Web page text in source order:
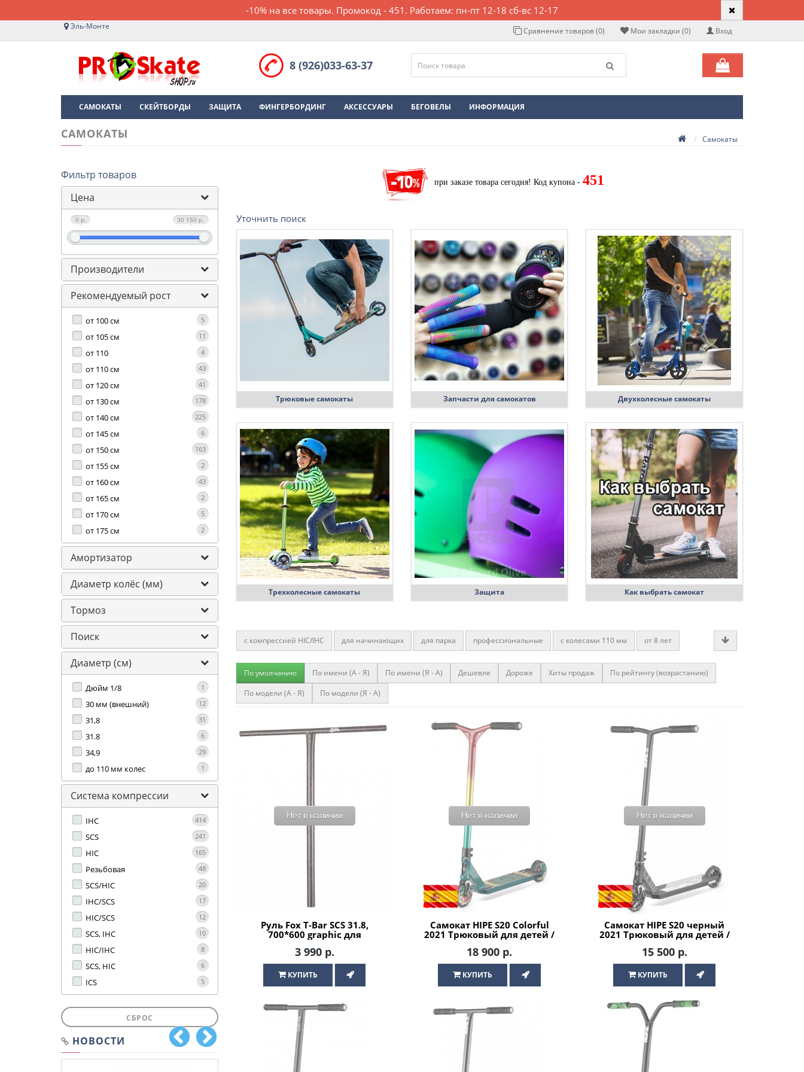
-10% на все товары. Промокод - 451. Работаем: пн-пт 12-18 сб-вс 12-17
Вход
Мои закладки (0)
Сравнение товаров (0)
Эль-Монте
8 (926)033-63-37
САМОКАТЫ СКЕЙТБОРДЫ ЗАЩИТА ФИНГЕРБОРДИНГ АКСЕССУАРЫ БЕГОВЕЛЫ ИНФОРМАЦИЯ
Самокаты
САМОКАТЫ
Фильтр товаров
Цена
0 р. 30 150 р.
Производители
Рекомендуемый рост
от 100 см 5
от 105 см 11
от 110 4
от 110 см 43
от 120 см 41
от 130 см 178
от 140 см 225
от 145 см 6
от 150 см 163
от 155 см 2
от 160 см 43
от 165 см 2
от 170 см 5
от 175 см 2
Амортизатор
Диаметр колёс (мм)
Тормоз
Поиск
Диаметр (см)
Дюйм 1/8 1
30 мм (внешний) 12
31,8 31
31.8 6
34,9 29
до 110 мм колес 1
Система компрессии
IHC 414
SCS 241
HIC 165
Резьбовая 48
SCS/HIC 20
IHC/SCS 17
HIC/SCS 12
SCS, IHC 10
HIC/IHC 8
SCS, HIC 6
ICS 5
СБРОС
НОВОСТИ
при заказе товара сегодня! Код купона - 451
Уточнить поиск
Трюковые самокаты Запчасти для самокатов Двухколесные самокаты
Трехколесные самокаты Защита Как выбрать самокат
с компрессией HIC/IHC для начинающих для парка профессиональные с колесами 110 мм
от 8 лет
для стрита
от 8 лет детские взрослые от 10 лет с большими колесами с колесами 100 мм
от 6 лет
от 6 лет
с компрессией SCS с резьбовой компрессией с колесами 120 мм от 4 лет от 4 лет
от 12 лет
с надувными колесами
до 120 кг
По умолчанию По имени (A - Я) По имени (Я - A) Дешевле Дороже Хиты продаж
По рейтингу (возрастанию)
По модели (A - Я)
По модели (Я - A)
Нет в наличии
Руль Fox T-Bar SCS 31.8,
700*600 graphic для
3 990 р.
КУПИТЬ
Нет в наличии
Самокат HIPE S20 Colorful
2021 Трюковый для детей /
18 900 р.
КУПИТЬ
Нет в наличии
Самокат HIPE S20 черный
2021 Трюковый для детей /
15 500 р.
КУПИТЬ